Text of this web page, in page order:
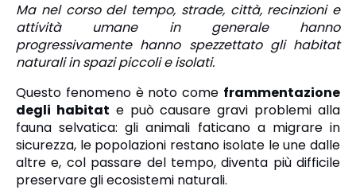
Ma nel corso del tempo, strade, città, recinzioni e
attività umane in generale hanno
progressivamente hanno spezzettato gli habitat
naturali in spazi piccoli e isolati.
Questo fenomeno è noto come frammentazione
degli habitat e può causare gravi problemi alla
fauna selvatica: gli animali faticano a migrare in
sicurezza, le popolazioni restano isolate le une dalle
altre e, col passare del tempo, diventa più difficile
preservare gli ecosistemi naturali.